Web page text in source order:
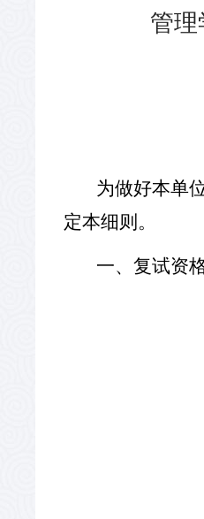
管
为做好本单
定本细则。
一、复试资